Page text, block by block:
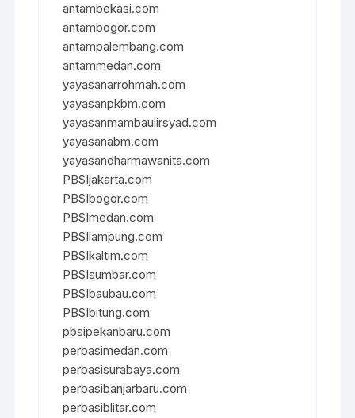
antambekasi.com
antambogor.com
antampalembang.com
antammedan.com
yayasanarrohmah.com
yayasanpkbm.com
yayasanmambaulirsyad.com
yayasanabm.com
yayasandharmawanita.com
PBSIjakarta.com
PBSIbogor.com
PBSImedan.com
PBSIlampung.com
PBSIkaltim.com
PBSIsumbar.com
PBSIbaubau.com
PBSIbitung.com
pbsipekanbaru.com
perbasimedan.com
perbasisurabaya.com
perbasibanjarbaru.com
perbasiblitar.com